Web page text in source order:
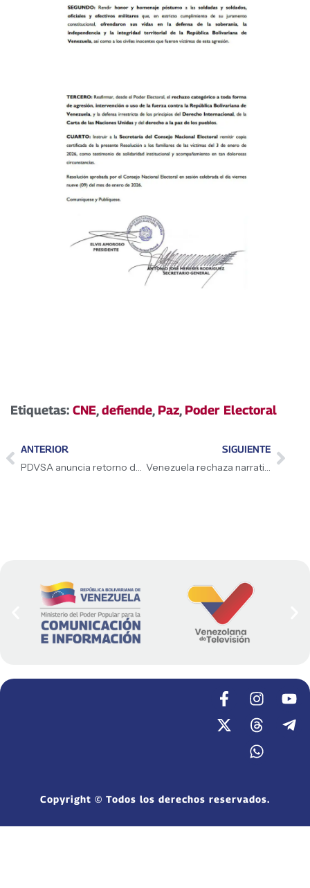
Etiquetas: CNE,defiende, Paz, Poder Electoral
ANTERIOR
PDVSA anuncia retorno del buque Minerva
SIGUIENTE
Venezuela rechaza narrativas injerencistas
Copyright © Todos los derechos reservados.